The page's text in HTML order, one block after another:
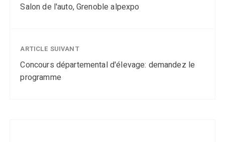
Salon de l'auto, Grenoble alpexpo
ARTICLE SUIVANT
Concours départemental d'élevage: demandez le
programme